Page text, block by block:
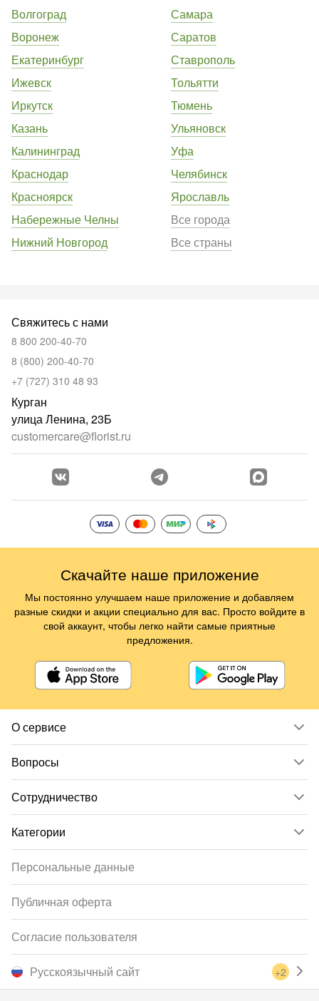
Волгоград
Воронеж
Екатеринбург
Ижевск
Иркутск
Казань
Калининград
Краснодар
Красноярск
Набережные Челны
Нижний Новгород
Самара
Саратов
Ставрополь
Тольятти
Тюмень
Ульяновск
Уфа
Челябинск
Ярославль
Все города
Все страны
О сервисе
Вопросы
Сотрудничество
Категории
Свяжитесь с нами
8 800 200-40-70
8 (800) 200-40-70
+7 (727) 310 48 93
Курган
улица Ленина, 23Б
customercare@florist.ru
Русскоязычный сайт +2
Персональные данные
Публичная оферта
Согласие пользователя
Скачайте наше приложение
Мы постоянно улучшаем наше приложение и добавляем
разные скидки и акции специально для вас. Просто войдите в
свой аккаунт, чтобы легко найти самые приятные
предложения.